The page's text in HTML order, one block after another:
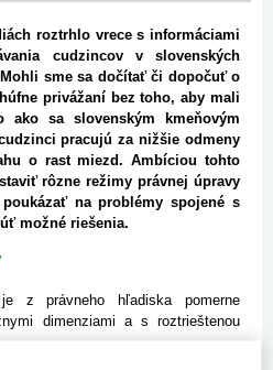
roztrhlo vrece s informáciami
cudzincov v slovenských
sme sa dočítať či dopočuť o
privážaní bez toho, aby mali
ako sa slovenským kmeňovým
pracujú za nižšie odmeny
o rast miezd. Ambíciou tohto
rôzne režimy právnej úpravy
poukázať na problémy spojené s
možné riešenia.
je z právneho hľadiska pomerne
dimenziami a s roztrieštenou